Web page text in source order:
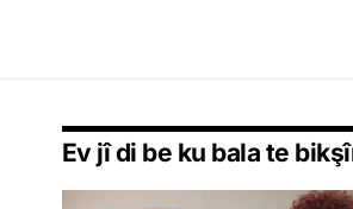
Ev jî di be ku bala te